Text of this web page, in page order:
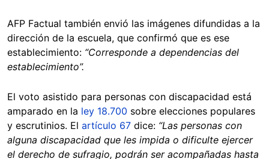
AFP Factual también envió las imágenes difundidas a la
dirección de la escuela, que confirmó que es ese
establecimiento: “Corresponde a dependencias del
establecimiento”.
El voto asistido para personas con discapacidad está
amparado en la ley 18.700 sobre elecciones populares
y escrutinios. El artículo 67 dice: “Las personas con
alguna discapacidad que les impida o dificulte ejercer
el derecho de sufragio, podrán ser acompañadas hasta